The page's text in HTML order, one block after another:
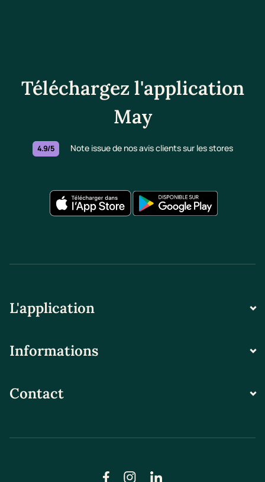
Téléchargez l'application
May
4.9/5 Note issue de nos avis clients sur les stores
L'application
Informations
Contact